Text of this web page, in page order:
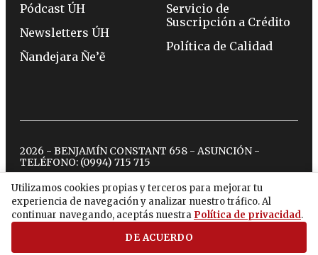
Utilizamos cookies propias y terceros para mejorar tu
experiencia de navegación y analizar nuestro tráfico. Al
continuar navegando, aceptás nuestra Política de privacidad.
DE ACUERDO
Pódcast ÚH
Newsletters ÚH
Ñandejara Ñe’ẽ
Servicio de
Suscripción a Crédito
Política de Calidad
2026 - BENJAMÍN CONSTANT 658 - ASUNCIÓN -
TELÉFONO: (0994) 715 715
twitterinstagram
facebook
tiktokyoutubespotify